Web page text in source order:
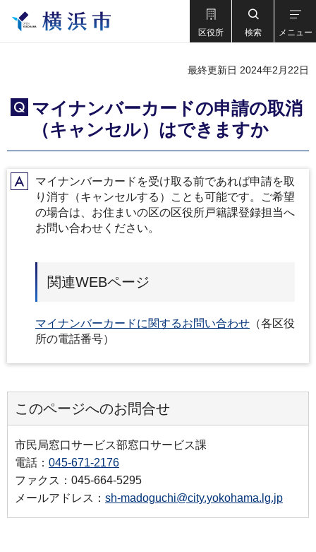
区役所 検索 メニュー
最終更新日 2024年2月22日
Q
マイナンバーカードの申請の取消
（キャンセル）はできますか
Aマイナンバーカードを受け取る前であれば申請を取
り消す（キャンセルする）ことも可能です。ご希望
の場合は、お住まいの区の区役所戸籍課登録担当へ
お問い合わせください。
関連WEBページ
マイナンバーカードに関するお問い合わせ （各区役
所の電話番号）
このページへのお問合せ
市民局窓口サービス部窓口サービス課
電話： 045-671-2176
ファクス：045-664-5295
メールアドレス： sh-madoguchi@city.yokohama.lg.jp